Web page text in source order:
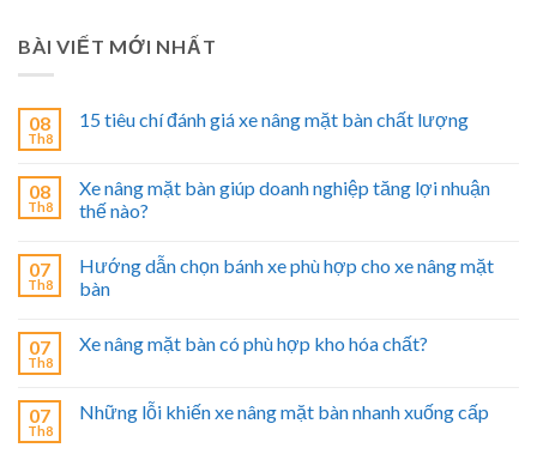
BÀI VIẾT MỚI NHẤT
08
Th8
15 tiêu chí đánh giá xe nâng mặt bàn chất lượng
08
Th8
Xe nâng mặt bàn giúp doanh nghiệp tăng lợi nhuận
thế nào?
07
Th8
Hướng dẫn chọn bánh xe phù hợp cho xe nâng mặt
bàn
07
Th8
Xe nâng mặt bàn có phù hợp kho hóa chất?
07
Th8
Những lỗi khiến xe nâng mặt bàn nhanh xuống cấp